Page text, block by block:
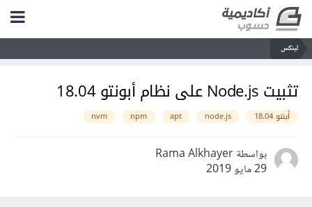
لينكس
تثبيت Node.js على نظام أبونتو 18.04
أبنتو 18.04 node.js
apt
npm
nvm
بواسطة Rama Alkhayer
29 مايو 2019